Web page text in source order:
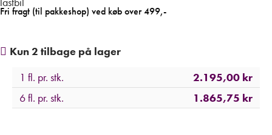
Fri fragt (til pakkeshop) ved køb over 499,-
Kun 2 tilbage på lager
1 fl. pr. stk.
2.195,00 kr
6 fl. pr. stk.
1.865,75 kr